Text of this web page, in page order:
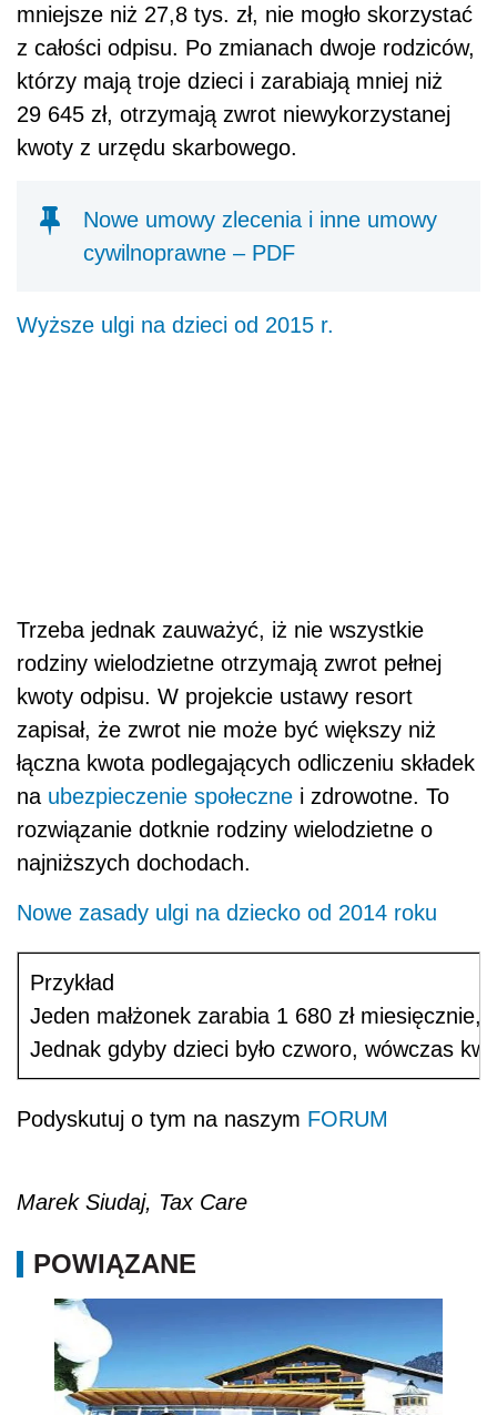
mniejsze niż 27,8 tys. zł, nie mogło skorzystać
z całości odpisu. Po zmianach dwoje rodziców,
którzy mają troje dzieci i zarabiają mniej niż
29 645 zł, otrzymają zwrot niewykorzystanej
kwoty z urzędu skarbowego.
Nowe umowy zlecenia i inne umowy
cywilnoprawne – PDF
Wyższe ulgi na dzieci od 2015 r.
Trzeba jednak zauważyć, iż nie wszystkie
rodziny wielodzietne otrzymają zwrot pełnej
kwoty odpisu. W projekcie ustawy resort
zapisał, że zwrot nie może być większy niż
łączna kwota podlegających odliczeniu składek
na ubezpieczenie społeczne i zdrowotne. To
rozwiązanie dotknie rodziny wielodzietne o
najniższych dochodach.
Nowe zasady ulgi na dziecko od 2014 roku
Przykład
Jeden małżonek zarabia 1 680 zł
Jednak gdyby dzieci było czworo, wówczas
Podyskutuj o tym na naszym FORUM
Marek Siudaj, Tax Care
POWIĄZANE